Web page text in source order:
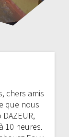
chers amis
que nous
10 heures.